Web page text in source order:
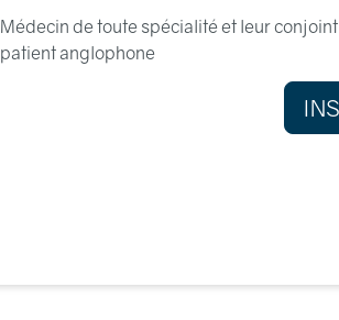
Médecin de toute spécialité et leur
patient anglophone